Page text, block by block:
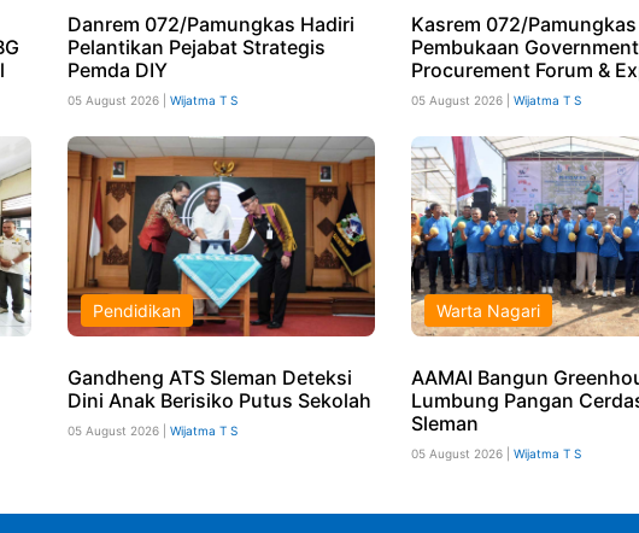
Danrem 072/Pamungkas Hadiri
Pelantikan Pejabat Strategis
Pemda DIY
05 August 2026 | Wijatma T S
Kasrem 072/
Pembukaan Government
Procurement Forum &
05 August 2026 | Wijatma T S
Pendidikan
Gandheng ATS Sleman Deteksi
Dini Anak Berisiko Putus Sekolah
05 August 2026 | Wijatma T S
Warta Nagari
AAMAI Bangun
Lumbung Pangan
Sleman
05 August 2026 | Wijatma T S